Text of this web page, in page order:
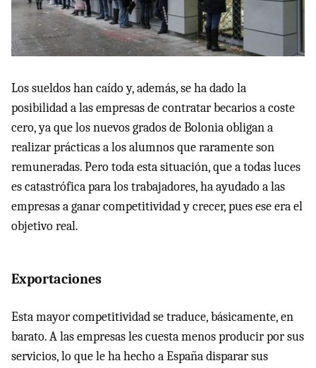
Los sueldos han caído y, además, se ha dado la
posibilidad a las empresas de contratar becarios a coste
cero, ya que los nuevos grados de Bolonia obligan a
realizar prácticas a los alumnos que raramente son
remuneradas. Pero toda esta situación, que a todas luces
es catastrófica para los trabajadores, ha ayudado a las
empresas a ganar competitividad y crecer, pues ese era el
objetivo real.
Exportaciones
Esta mayor competitividad se traduce, básicamente, en
barato. A las empresas les cuesta menos producir por sus
servicios, lo que le ha hecho a España disparar sus